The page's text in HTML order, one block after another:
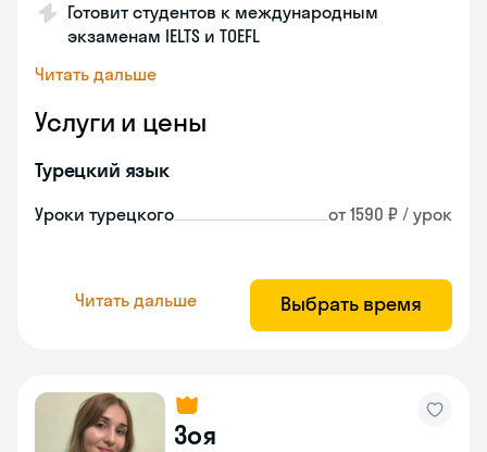
Готовит студентов к международным
экзаменам IELTS и TOEFL
Читать дальше
Услуги и цены
Турецкий язык
Уроки турецкого от 1590 ₽ / урок
Читать дальше Выбрать время
Зоя